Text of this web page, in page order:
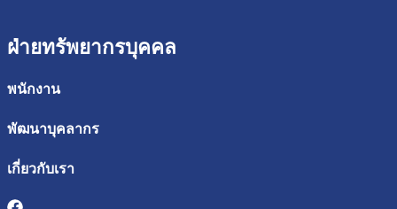
ฝ่ายทรัพยากรบุคคล
พนักงาน
พัฒนาบุคลากร
เกี่ยวกับเรา